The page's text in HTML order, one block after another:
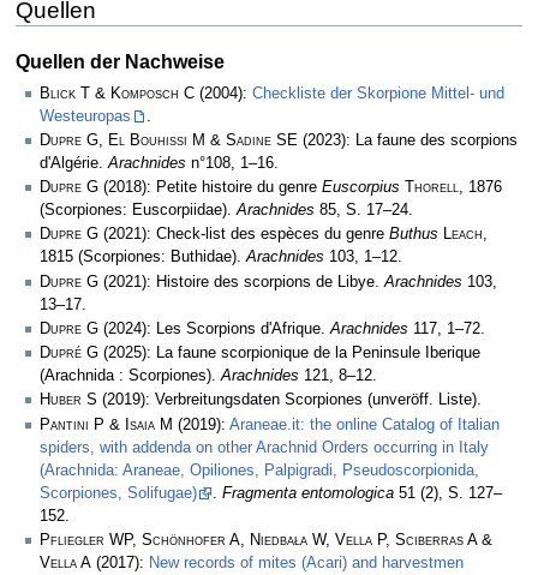
Quellen
Quellen der Nachweise
Blick T & Komposch C (2004): Checkliste der Skorpione Mittel- und
Westeuropas
Dupre G, El Bouhissi M & Sadine SE (2023): La faune des scorpions
d'Algérie. Arachnides n°108, 1–16.
Dupre G (2018): Petite histoire du genre Euscorpius Thorell, 1876
(Scorpiones: Euscorpiidae).Arachnides 85, S. 17–24.
Dupre G (2021): Check-list des espèces du genre Buthus Leach,
1815 (Scorpiones: Buthidae).Arachnides 103, 1­–12.
Dupre G (2021): Histoire des scorpions de Libye. Arachnides 103,
13–17.
Dupre G (2024): Les Scorpions d'Afrique.Arachnides 117, 1–72.
Dupré G (2025): La faune scorpionique de la Peninsule Iberique
(Arachnida : Scorpiones).Arachnides 121, 8–12.
Huber S (2019): Verbreitungsdaten Scorpiones (unveröff. Liste).
Pantini P & Isaia M (2019): Araneae.it: the online Catalog of Italian
spiders, with addenda on other Arachnid Orders occurring in Italy
(Arachnida: Araneae, Opiliones, Palpigradi, Pseudoscorpionida,
Scorpiones, Solifugae)
Fragmenta entomologica 51 (2), S. 127–
152.
Pfliegler WP, Schönhofer A, Niedbała W, Vella P, Sciberras A &
Vella A (2017): New records of mites (Acari) and harvestmen